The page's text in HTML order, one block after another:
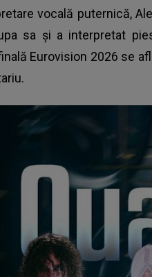
vocală puternică,
sa şi a interpretat
Eurovision 2026 se